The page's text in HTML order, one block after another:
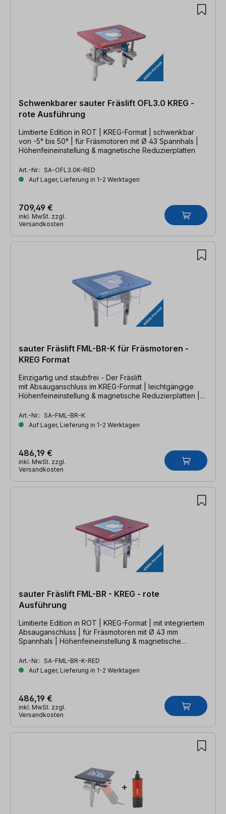
Schwenkbarer sauter Fräslift OFL3.0 KREG -
rote Ausführung
Limitierte Edition in ROT | KREG-Format | schwenkbar
von -5° bis 50° | für Fräsmotoren mit Ø 43 Spannhals |
Höhenfeineinstellung & magnetische Reduzierplatten
Art.-Nr.: SA-OFL3.0K-RED
Auf Lager, Lieferung in 1-2 Werktagen
709,49 €
inkl. MwSt. zzgl.
Versandkosten
sauter Fräslift FML-BR-K für Fräsmotoren -
KREG Format
Einzigartig und staubfrei - Der Fräslift
mit Absauganschluss im KREG-Format | leichtgängige
Höhenfeineinstellung & magnetische Reduzierplatten |
Art.-Nr.: SA-FML-BR-K
Auf Lager, Lieferung in 1-2 Werktagen
486,19 €
inkl. MwSt. zzgl.
Versandkosten
sauter Fräslift FML-BR - KREG - rote
Ausführung
Limitierte Edition in ROT | KREG-Format | mit integriertem
Absauganschluss | für Fräsmotoren mit Ø 43 mm
Spannhals | Höhenfeineinstellung & magnetische
Art.-Nr.: SA-FML-BR-K-RED
Auf Lager, Lieferung in 1-2 Werktagen
486,19 €
inkl. MwSt. zzgl.
Versandkosten